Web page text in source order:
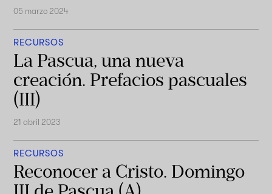
05 marzo 2024
RECURSOS
La Pascua, una nueva
creación. Prefacios pascuales
(III)
21 abril 2023
RECURSOS
Reconocer a Cristo. Domingo